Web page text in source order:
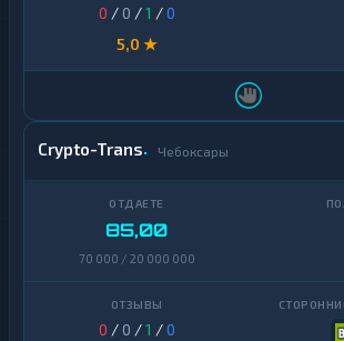
0 / 0 /1 /0
5,0 ★
Crypto-Trans Чебоксары
85,00
70 000 / 20 000 000
0 / 0 /1 /0